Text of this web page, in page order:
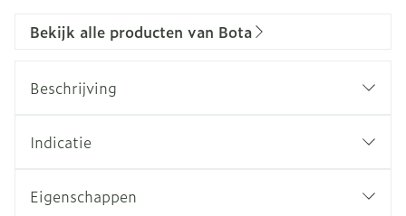
Bekijk alle producten van Bota
Beschrijving
Indicatie
Eigenschappen